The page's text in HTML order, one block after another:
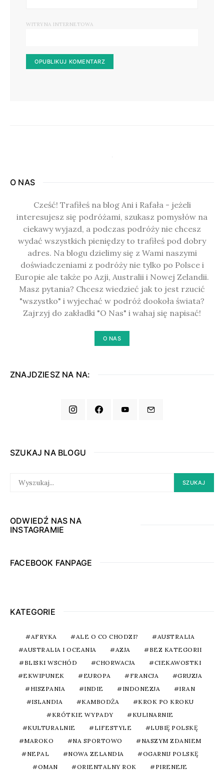
WITRYNA INTERNETOWA
O NAS
Cześć! Trafiłeś na blog Ani i Rafała - jeżeli
interesujesz się podróżami, szukasz pomysłów na
ciekawy wyjazd, a podczas podróży nie chcesz
wydać wszystkich pieniędzy to trafiłeś pod dobry
adres. Na blogu dzielimy się z Wami naszymi
doświadczeniami z podróży nie tylko po Polsce i
Europie ale także po Azji, Australii i Nowej Zelandii.
Masz pytania? Chcesz wiedzieć jak to jest rzucić
"wszystko" i wyjechać w podróż dookoła świata?
Zajrzyj do zakładki "O Nas" i wahaj się napisać!
O NAS
ZNAJDZIESZ NA NA:
SZUKAJ NA BLOGU
FOR:
SZUKAJ
ODWIEDŹ NAS NA
INSTAGRAMIE
FACEBOOK FANPAGE
KATEGORIE
AFRYKA ALE O CO CHODZI?
AUSTRALIA
AUSTRALIA I OCEANIA
AZJA
BEZ KATEGORII
BLISKI WSCHÓD
CHORWACJA
CIEKAWOSTKI
EKWIPUNEK
EUROPA FRANCJA
GRUZJA
HISZPANIA
INDIE INDONEZJA
IRAN
ISLANDIA
KAMBODŻA
KROK PO KROKU
KRÓTKIE WYPADY
KULINARNIE
KULTURALNIE
LIFESTYLE
LUBIĘ POLSKĘ
MAROKO
NA SPORTOWO
NASZYM ZDANIEM
NEPAL
NOWA ZELANDIA
OGARNIJ POLSKĘ
OMAN
ORIENTALNY ROK
PIRENEJE